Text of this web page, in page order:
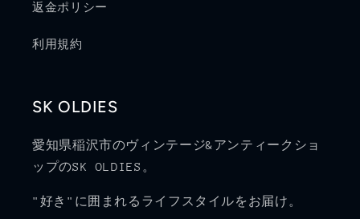
返金ポリシー
利用規約
SK OLDIES
愛知県稲沢市のヴィンテージ&アンティークショ
ップのSK OLDIES。
"好き"に囲まれるライフスタイルをお届け。